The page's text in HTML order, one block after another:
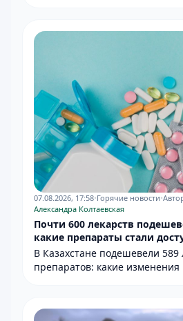
07.08.2026, 17:58•Горячие новости•
Александра Колтаевская
Почти 600 лекарств
какие препараты стали
В Казахстане подешевели 589
препаратов: какие